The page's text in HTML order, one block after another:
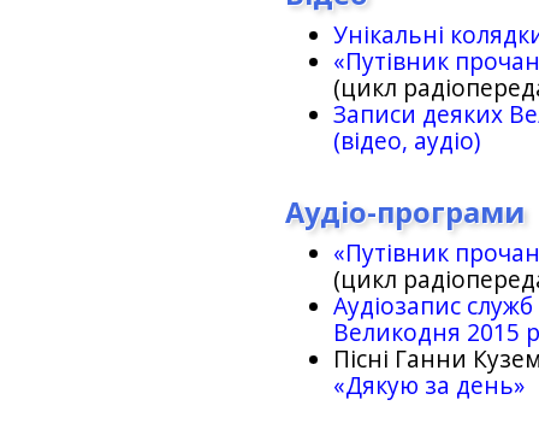
Унікальні
«Путівник
(цикл
Записи деяких
(відео, аудіо)
Аудіо-програми
«Путівник
(цикл
Аудіозапис
Великодня 2015
Пісні Ганни
«Дякую за день»